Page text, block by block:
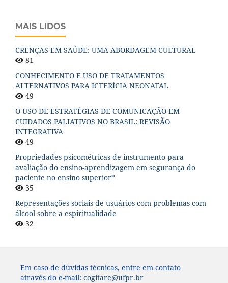
MAIS LIDOS
CRENÇAS EM SAÚDE: UMA ABORDAGEM CULTURAL
81
CONHECIMENTO E USO DE TRATAMENTOS
ALTERNATIVOS PARA ICTERÍCIA NEONATAL
49
O USO DE ESTRATÉGIAS DE COMUNICAÇÃO EM
CUIDADOS PALIATIVOS NO BRASIL: REVISÃO
INTEGRATIVA
49
Propriedades psicométricas de instrumento para
avaliação do ensino-aprendizagem em segurança do
paciente no ensino superior*
35
Representações sociais de usuários com problemas com
álcool sobre a espiritualidade
32
Em caso de dúvidas técnicas, entre em contato
através do e-mail: cogitare@ufpr.br